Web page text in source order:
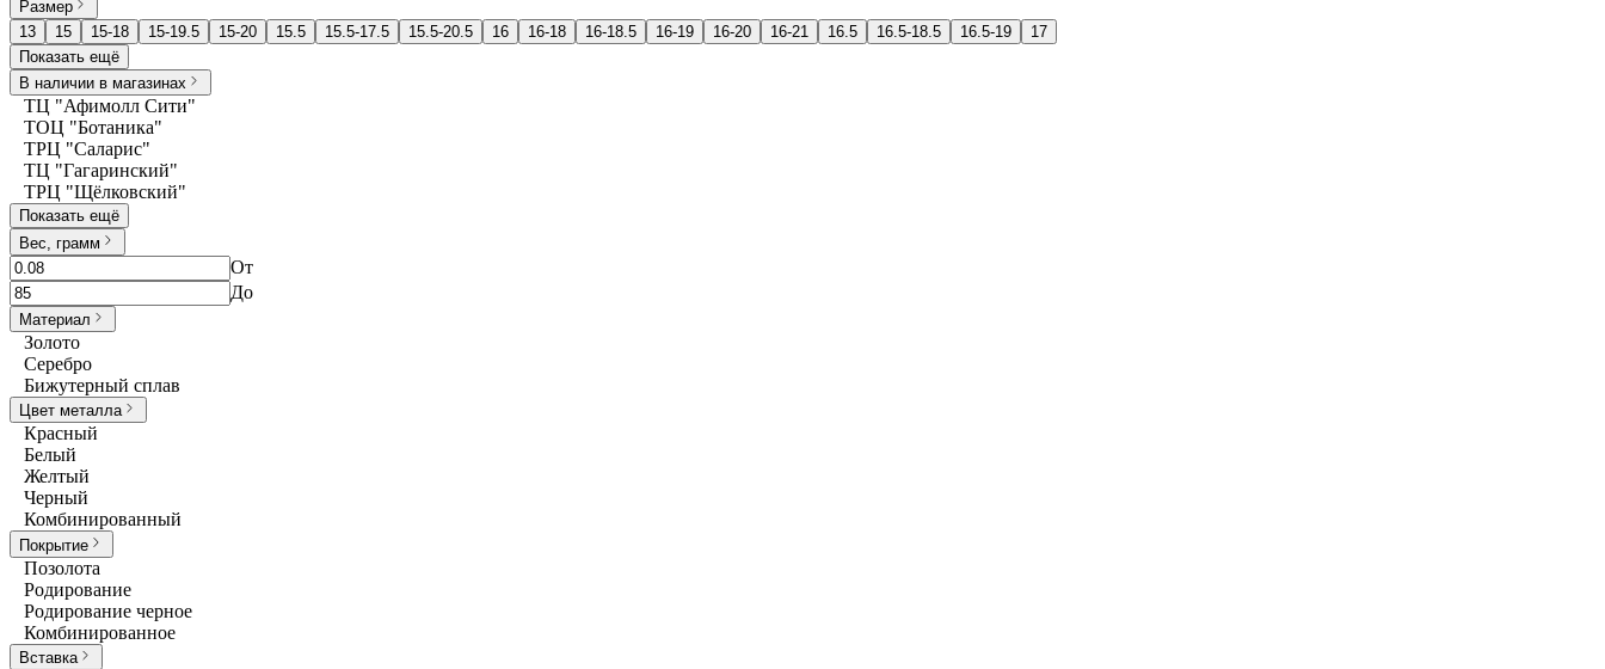
Размер
13
15 15-18 15-19.5 15-20 15.5 15.5-17.5 15.5-20.5 16 16-18 16-18.5 16-19 16-20 16-21 16.5 16.5-18.5 16.5-19
17
Показать ещё
В наличии в магазинах
ТЦ "Афимолл Сити"
ТОЦ "Ботаника"
ТРЦ "Саларис"
ТЦ "Гагаринский"
ТРЦ "Щёлковский"
Показать ещё
Вес, грамм
От
До
Материал
Золото
Серебро
Бижутерный сплав
Цвет металла
Красный
Белый
Желтый
Черный
Комбинированный
Покрытие
Позолота
Родирование
Родирование черное
Комбинированное
Вставка